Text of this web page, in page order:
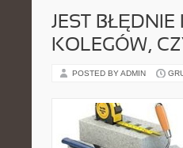
JEST
KOLEGÓW,
POSTED BY ADMIN